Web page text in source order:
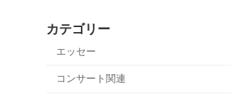
カテゴリー
エッセー
コンサート関連